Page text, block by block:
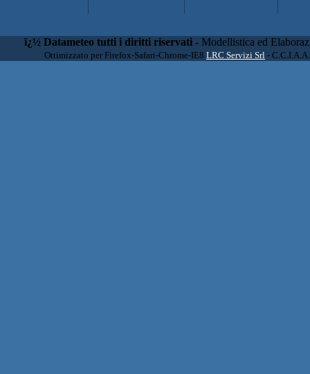
ï¿½ Datameteo tutti i diritti riservati - Modellistica ed
Ottimizzato per Firefox-Safari-Chrome-IE8 LRC Servizi Srl -